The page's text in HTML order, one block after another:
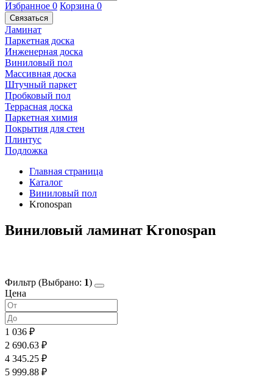
Избранное 0 Корзина 0
Связаться
Ламинат
Паркетная доска
Инженерная доска
Виниловый пол
Массивная доска
Штучный паркет
Пробковый пол
Террасная доска
Паркетная химия
Покрытия для стен
Плинтус
Подложка
Главная страница
Каталог
Виниловый пол
Kronospan
Виниловый ламинат Kronospan
Фильтр (Выбрано: 1)
Цена
1 036 ₽
2 690.63 ₽
4 345.25 ₽
5 999.88 ₽